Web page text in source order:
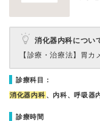
消化器内科につい
【診療・治療法】 胃カ
診療科目：
消化器内科 、内科、呼吸器
診療時間